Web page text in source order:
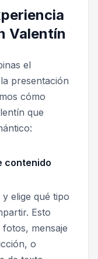
Valentín
el
presentación
cómo
que
contenido
y elige qué tipo
Esto
mensaje
o